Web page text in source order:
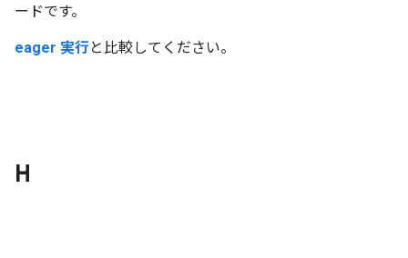
ードです。
eager 実行と比較してください。
H